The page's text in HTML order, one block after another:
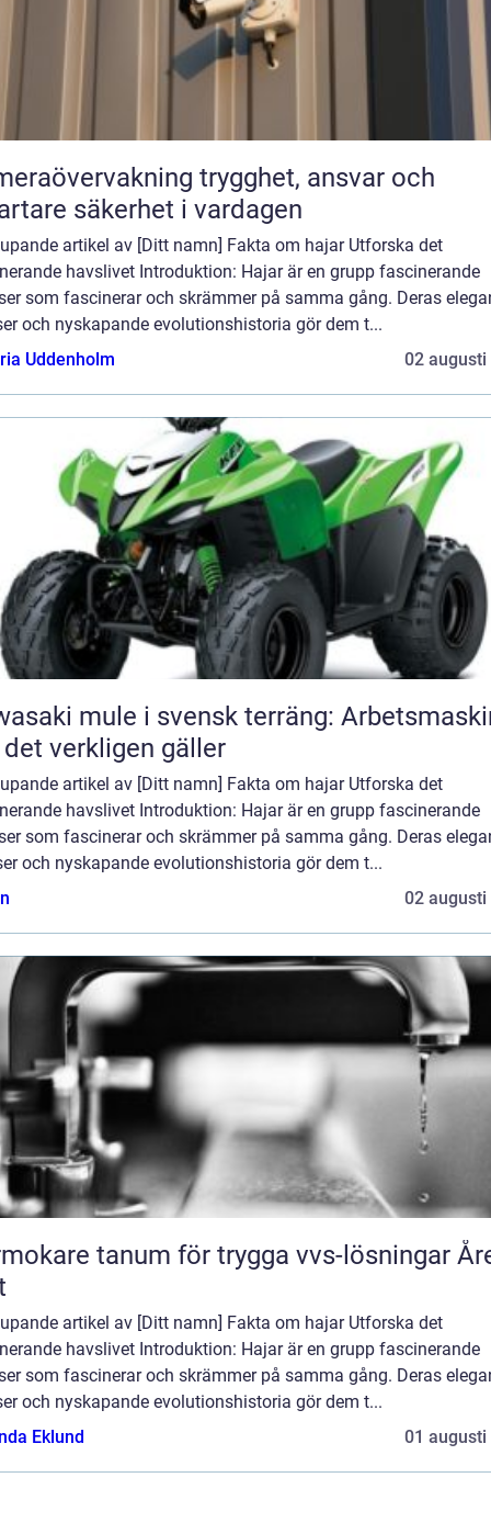
trygghet, ansvar och
säkerhet i vardagen
artikel av [Ditt namn] Fakta om hajar Utforska det
havslivet Introduktion: Hajar är en grupp fascinerande
som fascinerar och skrämmer på samma gång. Deras
och nyskapande evolutionshistoria gör dem t...
Uddenholm
02 augusti
mule i svensk terräng:
verkligen gäller
artikel av [Ditt namn] Fakta om hajar Utforska det
havslivet Introduktion: Hajar är en grupp fascinerande
som fascinerar och skrämmer på samma gång. Deras
och nyskapande evolutionshistoria gör dem t...
02 augusti
tanum för trygga vvs-lösningar
artikel av [Ditt namn] Fakta om hajar Utforska det
havslivet Introduktion: Hajar är en grupp fascinerande
som fascinerar och skrämmer på samma gång. Deras
och nyskapande evolutionshistoria gör dem t...
Eklund
01 augusti